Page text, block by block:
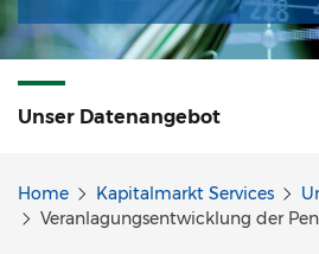
Unser Datenangebot
Home Kapitalmarkt Services
Veranlagungsentwicklung der